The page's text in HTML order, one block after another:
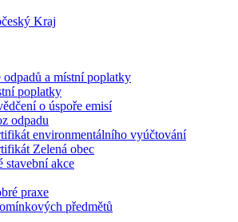
Kraj
a místní poplatky
poplatky
o úspoře emisí
odpadu
environmentálního vyúčtování
Zelená obec
stavební akce
praxe
předmětů